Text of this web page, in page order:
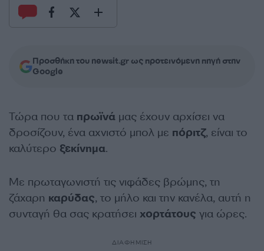
Προσθήκη του newsit.gr ως προτεινόμενη πηγή στην
Google
Τώρα που τα πρωϊνά μας έχουν αρχίσει να
δροσίζουν, ένα αχνιστό μπολ με πόριτζ, είναι το
καλύτερο ξεκίνημα.
Με πρωταγωνιστή τις νιφάδες βρώμης, τη
ζάχαρη καρύδας, το μήλο και την κανέλα, αυτή η
συνταγή θα σας κρατήσει χορτάτους για ώρες.
ΔΙΑΦΗΜΙΣΗ